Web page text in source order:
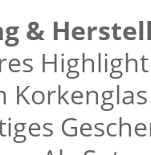
&